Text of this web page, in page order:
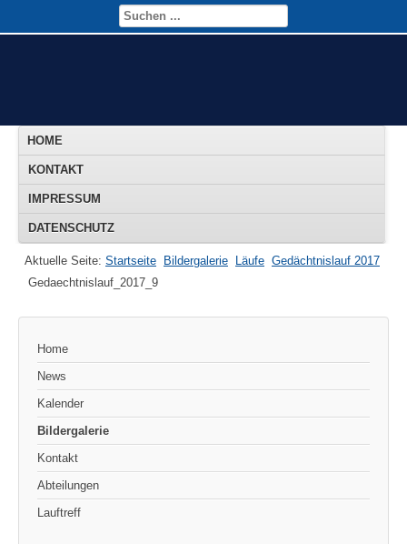
HOME
KONTAKT
IMPRESSUM
DATENSCHUTZ
Aktuelle Seite: Startseite Bildergalerie Läufe Gedächtnislauf 2017
Gedaechtnislauf_2017_9
Home
News
Kalender
Bildergalerie
Kontakt
Abteilungen
Lauftreff